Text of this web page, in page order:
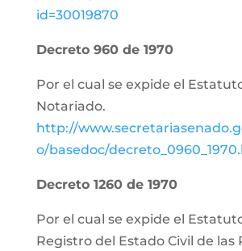
id=30019870
Decreto 960 de 1970
Por el cual se expide el
Notariado.
http://
o/basedoc/
Decreto 1260 de 1970
Por el cual se expide el
Registro del Estado Civil de las